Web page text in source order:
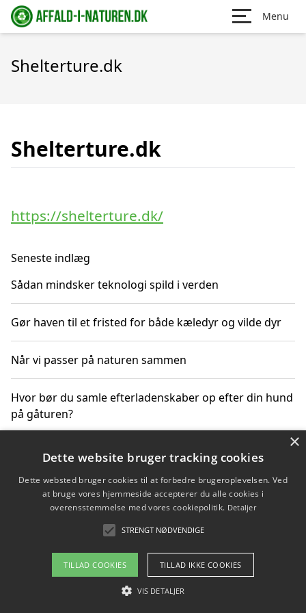
Menu
Shelterture.dk
Shelterture.dk
https://shelterture.dk/
Seneste indlæg
Sådan mindsker teknologi spild i verden
Gør haven til et fristed for både kæledyr og vilde dyr
Når vi passer på naturen sammen
Hvor bør du samle efterladenskaber op efter din hund
på gåturen?
Sådan rydder du effektivt op efter et stort event
Copyright 2026 - Pilanto Aps
Om / kontakt
Blog Betingelser
×
Dette website bruger tracking cookies
Dette websted bruger cookies til at forbedre brugeroplevelsen. Ved
at bruge vores hjemmeside accepterer du alle cookies i
overensstemmelse med vores cookiepolitik. Detaljer
STRENGT NØDVENDIGE
TILLAD COOKIES TILLAD IKKE COOKIES
VIS DETALJER